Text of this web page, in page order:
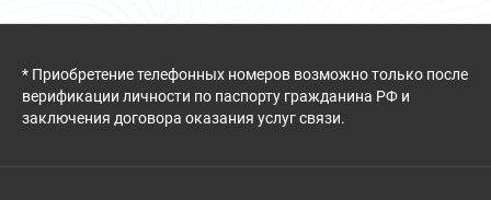
* Приобретение телефонных номеров возможно только после
верификации личности по паспорту гражданина РФ и
заключения договора оказания услуг связи.